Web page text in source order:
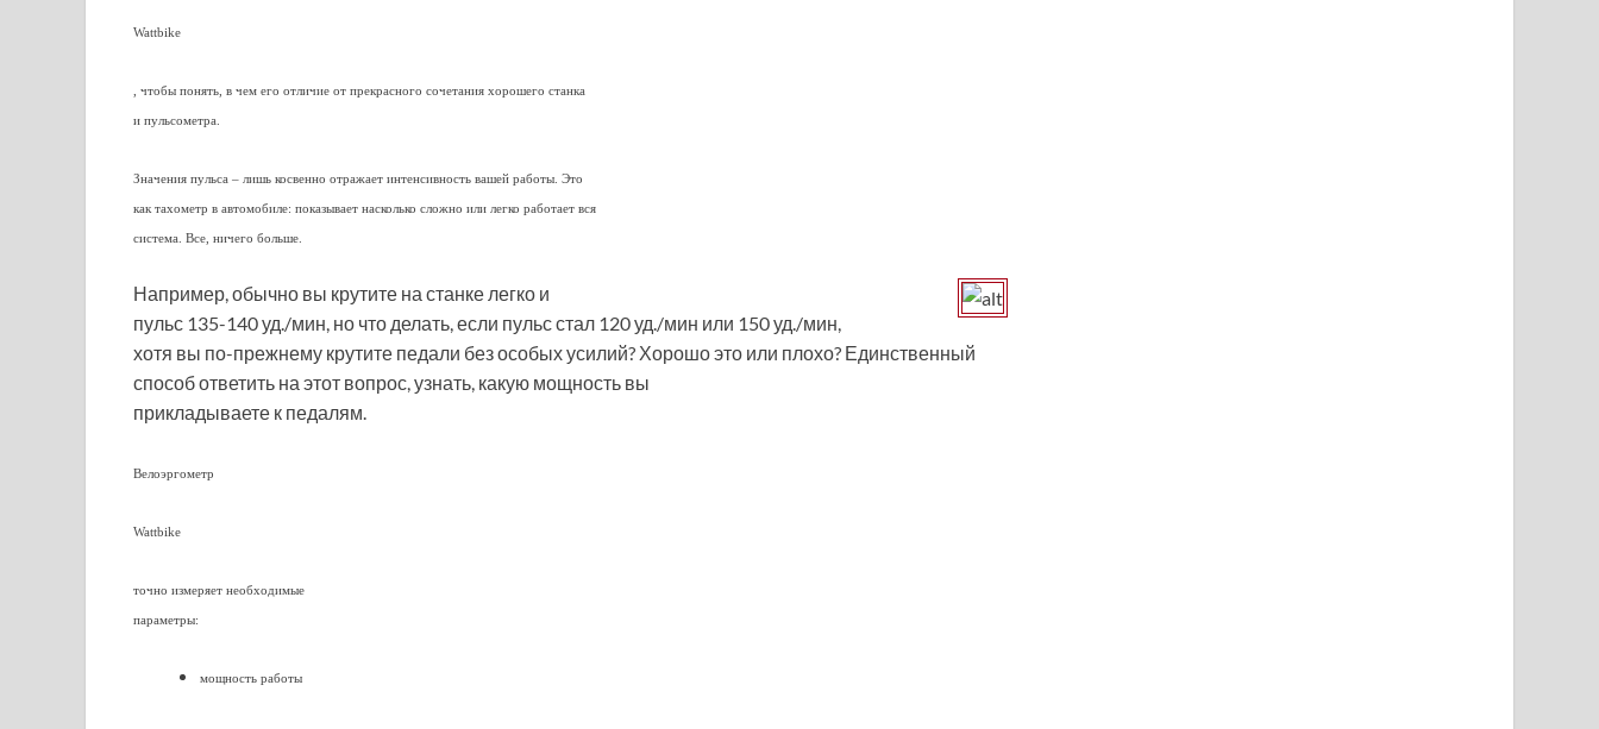
Wattbike
, чтобы понять, в чем его отличие от прекрасного сочетания хорошего станка
и пульсометра.
Значения пульса – лишь косвенно отражает интенсивность вашей работы. Это
как тахометр в автомобиле: показывает насколько сложно или легко работает вся
система. Все, ничего больше.
Например, обычно вы крутите на станке легко и
пульс 135-140 уд./мин, но что делать, если пульс стал 120 уд./мин или 150 уд./мин,
хотя вы по-прежнему крутите педали без особых усилий? Хорошо это или плохо? Единственный
способ ответить на этот вопрос, узнать, какую мощность вы
прикладываете к педалям.
Велоэргометр
Wattbike
точно измеряет необходимые
параметры:
мощность работы